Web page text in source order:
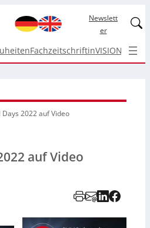
Newslett
er
FachzeitschriftinVISION Top
Days 2022 auf Video
auf Video